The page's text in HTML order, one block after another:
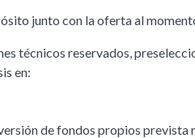
junto con la oferta al
técnicos reservados,
en:
de fondos propios prevista